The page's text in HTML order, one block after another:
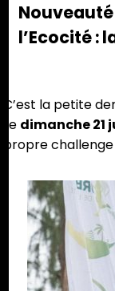
l’Ecocité :
C’est la petite
Le dimanche 21
propre challenge